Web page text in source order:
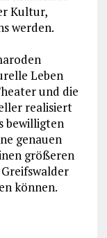
Kultur,
werden.
Leben
und die
realisiert
bewilligten
genauen
größeren
können.